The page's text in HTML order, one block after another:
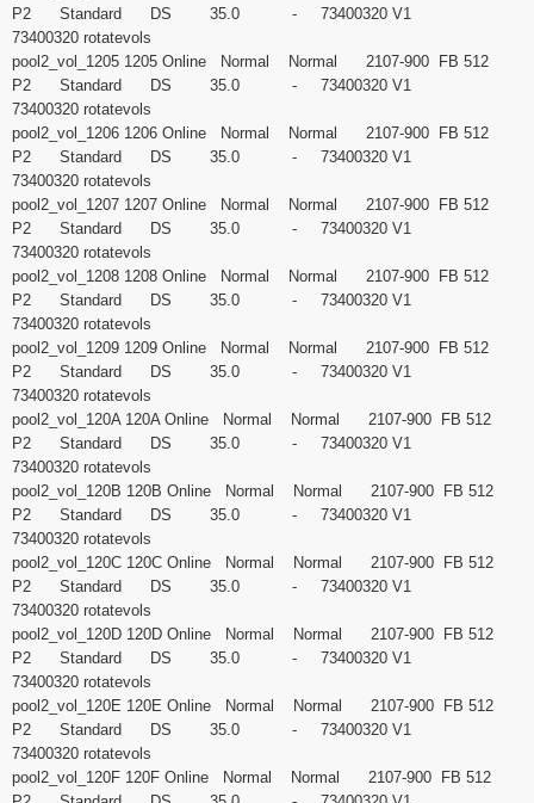
P2 Standard DS 35.0 - 73400320 V1
73400320 rotatevols
pool2_vol_1205 1205 Online Normal Normal 2107-900 FB 512
P2 Standard DS 35.0 - 73400320 V1
73400320 rotatevols
pool2_vol_1206 1206 Online Normal Normal 2107-900 FB 512
P2 Standard DS 35.0 - 73400320 V1
73400320 rotatevols
pool2_vol_1207 1207 Online Normal Normal 2107-900 FB 512
P2 Standard DS 35.0 - 73400320 V1
73400320 rotatevols
pool2_vol_1208 1208 Online Normal Normal 2107-900 FB 512
P2 Standard DS 35.0 - 73400320 V1
73400320 rotatevols
pool2_vol_1209 1209 Online Normal Normal 2107-900 FB 512
P2 Standard DS 35.0 - 73400320 V1
73400320 rotatevols
pool2_vol_120A 120A Online Normal Normal 2107-900 FB 512
P2 Standard DS 35.0 - 73400320 V1
73400320 rotatevols
pool2_vol_120B 120B Online Normal Normal 2107-900 FB 512
P2 Standard DS 35.0 - 73400320 V1
73400320 rotatevols
pool2_vol_120C 120C Online Normal Normal 2107-900 FB 512
P2 Standard DS 35.0 - 73400320 V1
73400320 rotatevols
pool2_vol_120D 120D Online Normal Normal 2107-900 FB 512
P2 Standard DS 35.0 - 73400320 V1
73400320 rotatevols
pool2_vol_120E 120E Online Normal Normal 2107-900 FB 512
P2 Standard DS 35.0 - 73400320 V1
73400320 rotatevols
pool2_vol_120F 120F Online Normal Normal 2107-900 FB 512